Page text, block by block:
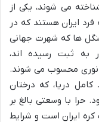
می شوند، یکی از
ایران هستند که در
ها که شهرت جهانی
به ثبت رسیده اند،
محسوب می شوند.
دریا، که درختان
حرا با وسعتی بالغ بر
کره ایران است و شرایط